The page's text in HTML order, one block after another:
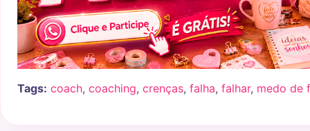
Tags: coach, coaching, crenças, falha, falhar, medo de